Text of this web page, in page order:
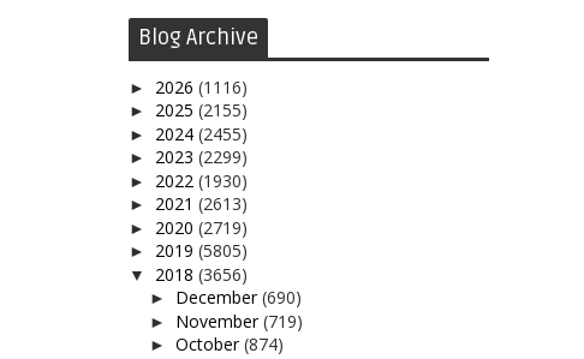
Blog Archive
► 2026 (1116)
► 2025 (2155)
► 2024 (2455)
► 2023 (2299)
► 2022 (1930)
► 2021 (2613)
► 2020 (2719)
► 2019 (5805)
▼ 2018 (3656)
► December(690)
► November(719)
► October(874)